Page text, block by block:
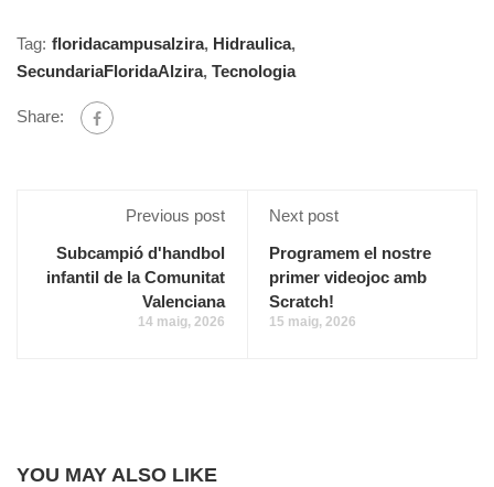
Tag: floridacampusalzira, Hidraulica,
SecundariaFloridaAlzira, Tecnologia
Share:
Previous post
Subcampió d'handbol
infantil de la Comunitat
Valenciana
14 maig, 2026
Next post
Programem el nostre
primer videojoc amb
Scratch!
15 maig, 2026
YOU MAY ALSO LIKE